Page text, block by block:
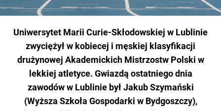
Uniwersytet Marii Curie-Skłodowskiej w Lublinie
zwyciężył w kobiecej i męskiej klasyfikacji
drużynowej Akademickich Mistrzostw Polski w
lekkiej atletyce. Gwiazdą ostatniego dnia
zawodów w Lublinie był Jakub Szymański
(Wyższa Szkoła Gospodarki w Bydgoszczy),